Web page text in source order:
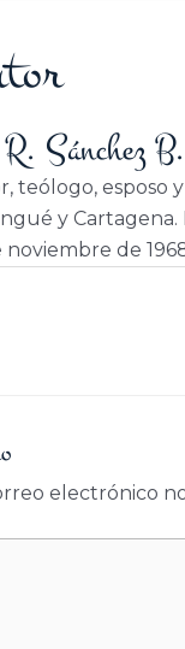
Sánchez B.
teólogo, esposo
y Cartagena.
noviembre de
electrónico